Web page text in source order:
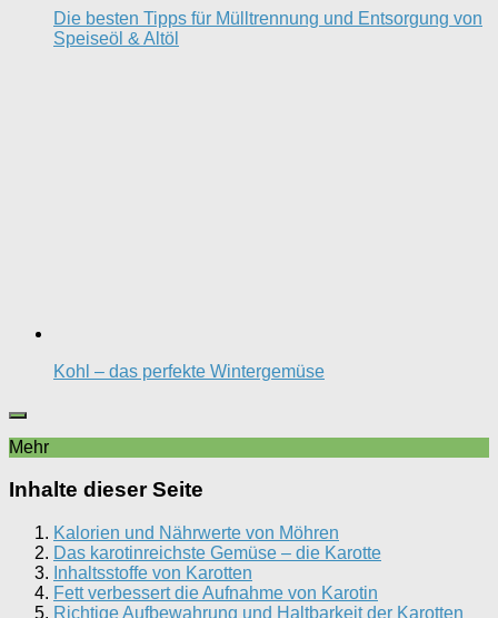
Die besten Tipps für Mülltrennung und Entsorgung von
Speiseöl & Altöl
Kohl – das perfekte Wintergemüse
Mehr
Inhalte dieser Seite
Kalorien und Nährwerte von Möhren
Das karotinreichste Gemüse – die Karotte
Inhaltsstoffe von Karotten
Fett verbessert die Aufnahme von Karotin
Richtige Aufbewahrung und Haltbarkeit der Karotten